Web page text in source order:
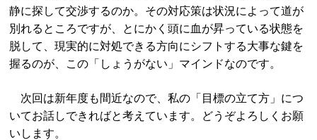
静に探して交渉するのか。その対応策は状況によって道が
別れるところですが、とにかく頭に血が昇っている状態を
脱して、現実的に対処できる方向にシフトする大事な鍵を
握るのが、この「しょうがない」マインドなのです。
次回は新年度も間近なので、私の「目標の立て方」につ
いてお話しできればと考えています。どうぞよろしくお願
いします。